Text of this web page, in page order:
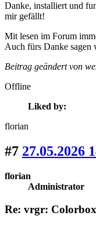
Danke, installiert und
mir gefällt!
Mit lesen im Forum
Auch fürs Danke sagen
Beitrag geändert von
Offline
Liked by:
florian
#7 27.05.2026
florian
Administrator
Re: vrgr: